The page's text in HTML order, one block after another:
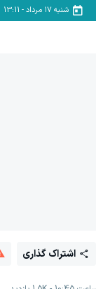
شنبه ۱۷ مرداد -
13:11
اشتراک گذاری